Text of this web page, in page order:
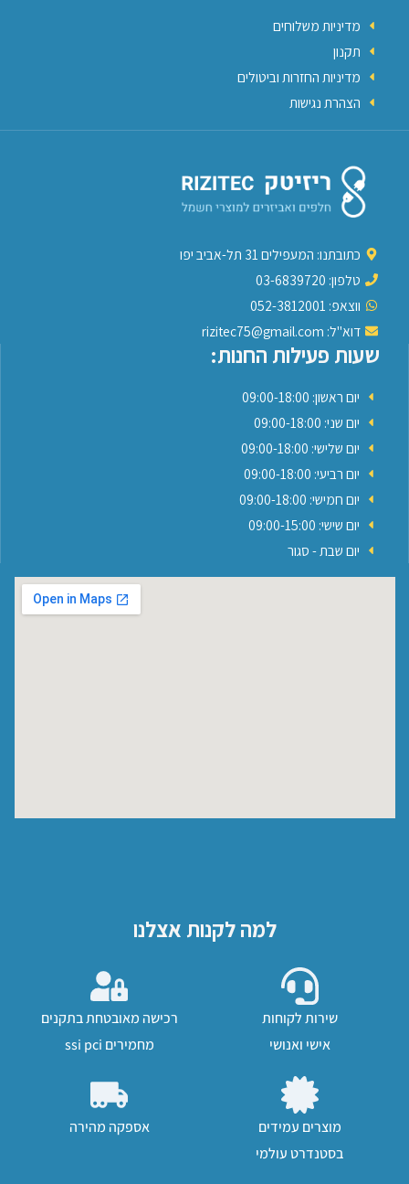
מדיניות משלוחים
תקנון
מדיניות החזרות וביטולים
הצהרת נגישות
כתובתנו: המעפילים 31 תל-אביב יפו
טלפון: 03-6839720
ווצאפ: 052-3812001
דוא"ל: rizitec75@gmail.com
שעות פעילות החנות:
יום ראשון: 09:00-18:00
יום שני: 09:00-18:00
יום שלישי: 09:00-18:00
יום רביעי: 09:00-18:00
יום חמישי: 09:00-18:00
יום שישי: 09:00-15:00
יום שבת - סגור
למה לקנות אצלנו
שירות לקוחות
אישי ואנושי
רכישה מאובטחת בתקנים
מחמירים ssi pci
מוצרים עמידים
בסטנדרט עולמי
אספקה מהירה